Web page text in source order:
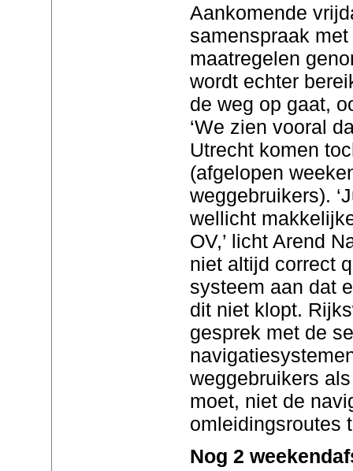
Aankomende
samenspraak
maatregelen
wordt echter
de weg op gaat,
‘We zien vooral
Utrecht komen
(afgelopen
weggebruikers).
wellicht
OV,’ licht Arend
niet altijd correct
systeem aan dat
dit niet klopt.
gesprek met de
weggebruikers
moet, niet de
omleidingsroutes
Nog 2